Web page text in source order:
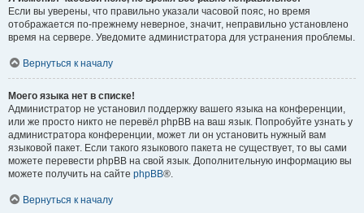
Если вы уверены, что правильно указали часовой пояс, но время
отображается по-прежнему неверное, значит, неправильно установлено
время на сервере. Уведомите администратора для устранения проблемы.
Вернуться к началу
Моего языка нет в списке!
Администратор не установил поддержку вашего языка на конференции,
или же просто никто не перевёл phpBB на ваш язык. Попробуйте узнать у
администратора конференции, может ли он установить нужный вам
языковой пакет. Если такого языкового пакета не существует, то вы сами
можете перевести phpBB на свой язык. Дополнительную информацию вы
можете получить на сайте phpBB®.
Вернуться к началу